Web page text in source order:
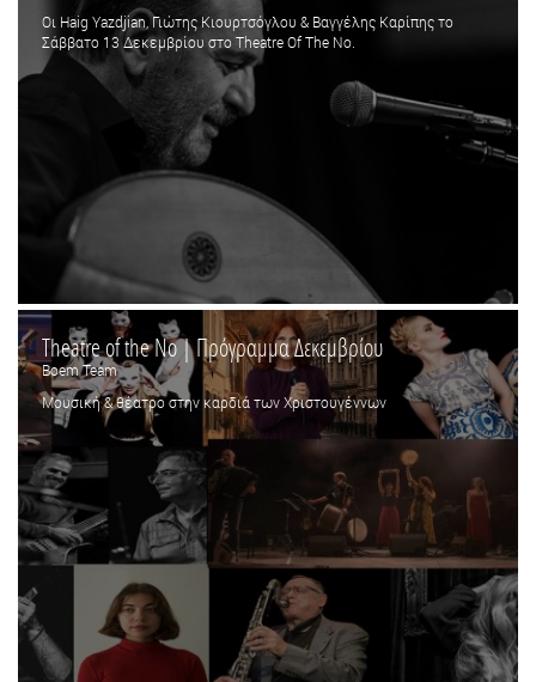
Οι Haig Yazdjian, Γιώτης Κιουρτσόγλου & Βαγγέλης Καρίπης το
Σάββατο 13 Δεκεμβρίου στο Theatre Of The No.
Theatre of the No | Πρόγραμμα Δεκεμβρίου
Boem Team
Μουσική & θέατρο στην καρδιά των Χριστουγέννων